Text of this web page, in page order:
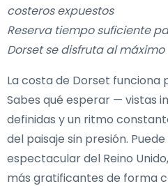
costeros expuestos
Reserva tiempo suficiente
Dorset se disfruta al máximo
La costa de Dorset funciona
Sabes qué esperar — vistas
definidas y un ritmo
del paisaje sin presión.
espectacular del Reino
más gratificantes de forma